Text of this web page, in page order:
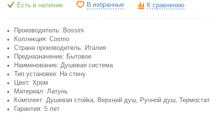
Есть в наличии В избранные К сравнению
Производитель: Bossini
Коллекция: Cosmo
Страна производитель: Италия
Предназначение: Бытовое
Наименование: Душевая система
Тип установки: На стену
Цвет: Хром
Материал: Латунь
Комплект: Душевая стойка, Верхний душ, Ручной душ, Термостат
Гарантия: 5 лет